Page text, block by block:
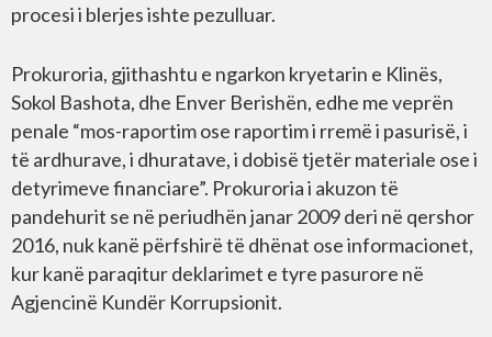
procesi i blerjes ishte pezulluar.
Prokuroria, gjithashtu e ngarkon kryetarin e Klinës,
Sokol Bashota, dhe Enver Berishën, edhe me veprën
penale “mos-raportim ose raportim i rremë i pasurisë, i
të ardhurave, i dhuratave, i dobisë tjetër materiale ose i
detyrimeve financiare”. Prokuroria i akuzon të
pandehurit se në periudhën janar 2009 deri në qershor
2016, nuk kanë përfshirë të dhënat ose informacionet,
kur kanë paraqitur deklarimet e tyre pasurore në
Agjencinë Kundër Korrupsionit.